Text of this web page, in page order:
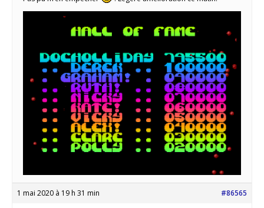
1 mai 2020 à 19 h 31 min #86565